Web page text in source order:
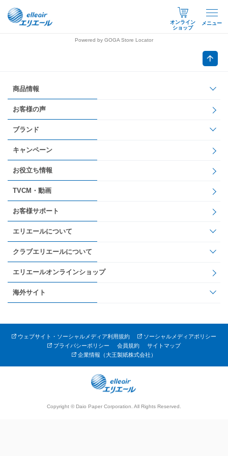
オンライン
ショップ
メニュー
Powered by GOGA Store Locator
商品情報
お客様の声
ブランド
キャンペーン
お役立ち情報
TVCM・動画
お客様サポート
エリエールについて
クラブエリエールについて
エリエールオンラインショップ
海外サイト
ウェブサイト・ソーシャルメディア利用規約
ソーシャルメディアポリシー
プライバシーポリシー
会員規約
サイトマップ
企業情報（大王製紙株式会社）
Copyright © Daio Paper Corporation. All Rights Reserved.